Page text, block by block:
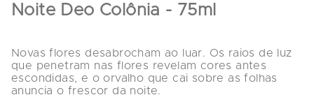
Noite Deo Colônia - 75ml
Novas flores desabrocham ao luar. Os raios de luz
que penetram nas flores revelam cores antes
escondidas, e o orvalho que cai sobre as folhas
anuncia o frescor da noite.